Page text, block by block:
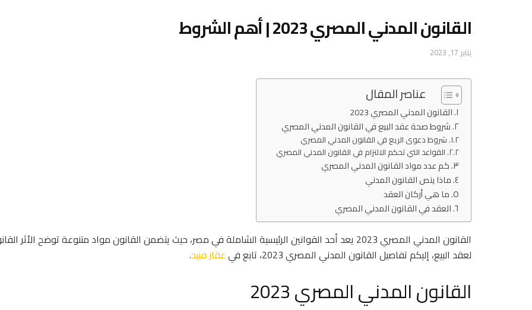
القانون المدني المصري 2023 | أهم الشروط
يناير 17, 2023
عناصر المقال
القانون المدني المصري 2023
شروط صحة عقد البيع في القانون المدني المصري
شروط دعوى الريع في القانون المدني المصري
القواعد التي تحكم الالتزام في القانون المدني المصري
كم عدد مواد القانون المدني المصري
ماذا ينص القانون المدني
ما هي أركان العقد
العقد في القانون المدني المصري
القانون المدني المصري 2023 يعد أحد القوانين الرئيسية الشاملة في مصر، حيث يتضمن القانون مواد متنوعة توضح الأثر
لعقد البيع، إليكم تفاصيل القانون المدني المصري 2023، تابع في
عقار فييد.
القانون المدني المصري 2023